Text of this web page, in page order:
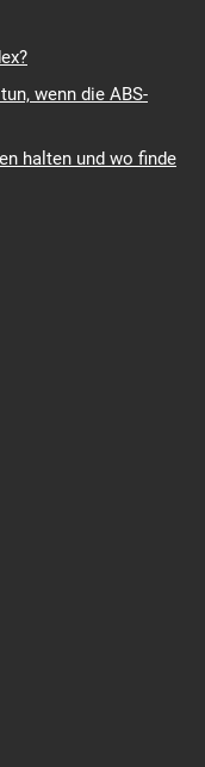
wenn die ABS-
halten und wo finde